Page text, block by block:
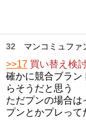
32 マンコミュファ
>>17 買い替え検
確かに競合ブラン
らそうだと思う
ただプンの場合は
プンとかプレって